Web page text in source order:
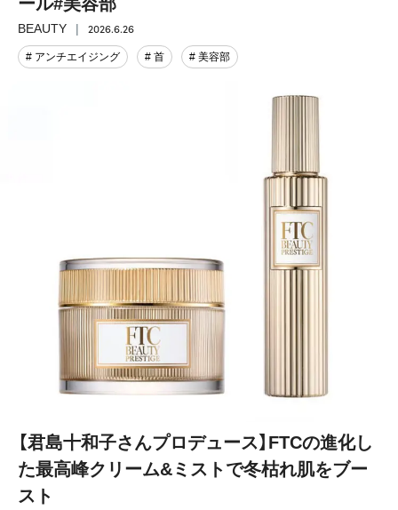
BEAUTY 2026.6.26
# アンチエイジング # 首 # 美容部
【君島十和子さんプロデュース】FTCの進化し
た最高峰クリーム&ミストで冬枯れ肌をブー
スト